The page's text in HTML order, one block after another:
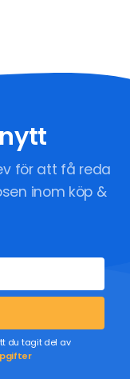
för att få reda
inom köp &
du tagit del av